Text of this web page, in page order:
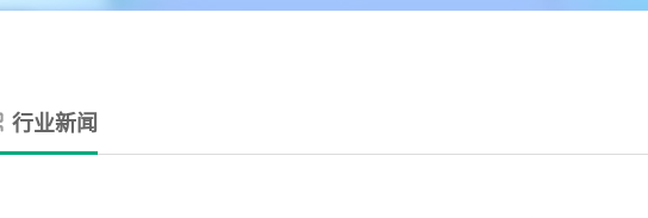
行业新闻